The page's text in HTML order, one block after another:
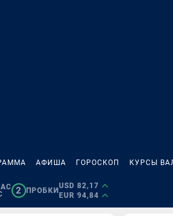
АФИША ГОРОСКОП КУРСЫ
2 ПРОБКИ
USD 82,17
EUR 94,84